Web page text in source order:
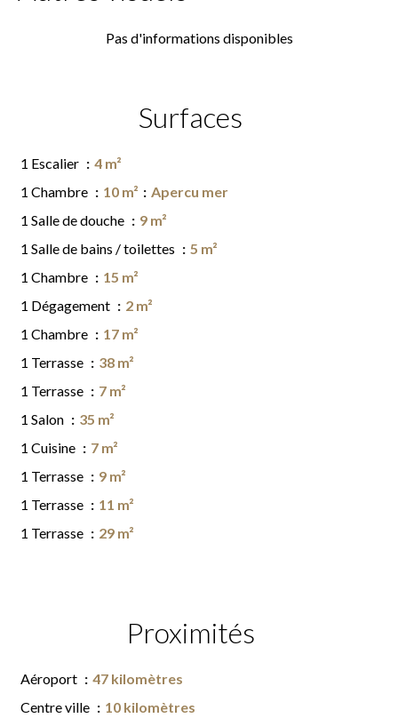
Pas d'informations disponibles
Surfaces
1 Escalier
4 m²
1 Chambre
10 m²
Apercu mer
1 Salle de douche
9 m²
1 Salle de bains / toilettes
5 m²
1 Chambre
15 m²
1 Dégagement
2 m²
1 Chambre
17 m²
1 Terrasse
38 m²
1 Terrasse
7 m²
1 Salon
35 m²
1 Cuisine
7 m²
1 Terrasse
9 m²
1 Terrasse
11 m²
1 Terrasse
29 m²
Proximités
Aéroport
47 kilomètres
Centre ville
10 kilomètres